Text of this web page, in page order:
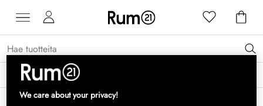
Saat 15 % alennusta Grythyttan Stålmöbler -tuotteista* →
We care about your privacy!